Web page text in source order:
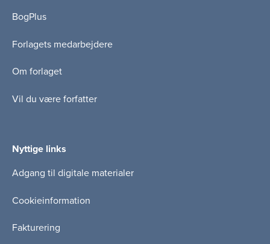
BogPlus
Forlagets medarbejdere
Om forlaget
Vil du være forfatter
Nyttige links
Adgang til digitale materialer
Cookieinformation
Fakturering